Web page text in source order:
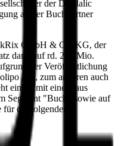
der Daedalic
an der BuchPartner
GmbH & Co. KG, der
dann auf rd. 200 Mio.
der Veröffentlichung
AG, zum anderen auch
einher mit einem aus
Segment "Buch" sowie auf
die folgenden